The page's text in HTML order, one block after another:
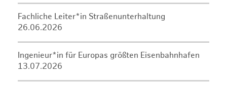
Fachliche Leiter*in Straßenunterhaltung
26.06.2026
Ingenieur*in für Europas größten Eisenbahnhafen
13.07.2026